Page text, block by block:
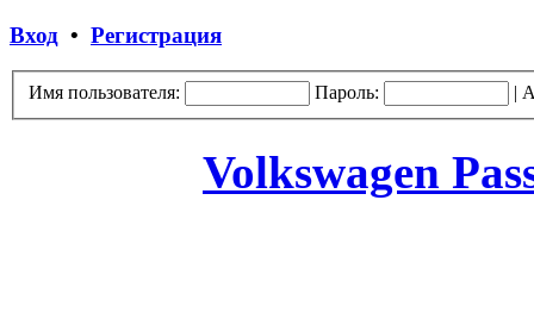
Вход • Регистрация
Имя пользователя: Пароль: |
Volkswagen